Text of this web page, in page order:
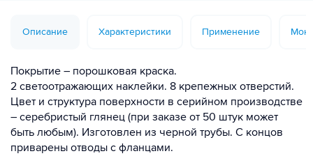
Описание Характеристики Применение
Покрытие – порошковая краска.
2 светоотражающих наклейки. 8 крепежных отверстий.
Цвет и структура поверхности в серийном производстве
– серебристый глянец (при заказе от 50 штук может
быть любым). Изготовлен из черной трубы. С концов
приварены отводы с фланцами.